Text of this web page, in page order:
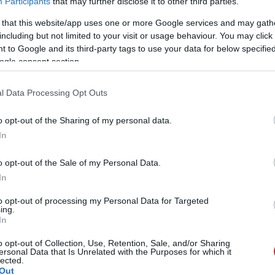
that this website/app uses one or more Google services and may
but not limited to your visit or usage behaviour. You may
to Google and its third-party tags to use your data for below
consent section.
Data Processing Opt Outs
opt-out of the Sharing of my personal data.
opt-out of the Sale of my Personal Data.
opt-out of processing my Personal Data for Targeted
opt-out of Collection, Use, Retention, Sale, and/or Sharing
Data that Is Unrelated with the Purposes for which it
01:18
gala
sasniegšana